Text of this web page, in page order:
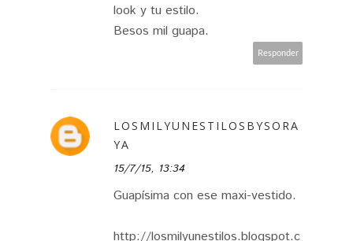
look y tu estilo.
Besos mil guapa.
Responder
LOSMILYUNESTILOSBYSORA
YA
15/7/15, 13:34
Guapísima con ese maxi-vestido.
http://losmilyunestilos.blogspot.c